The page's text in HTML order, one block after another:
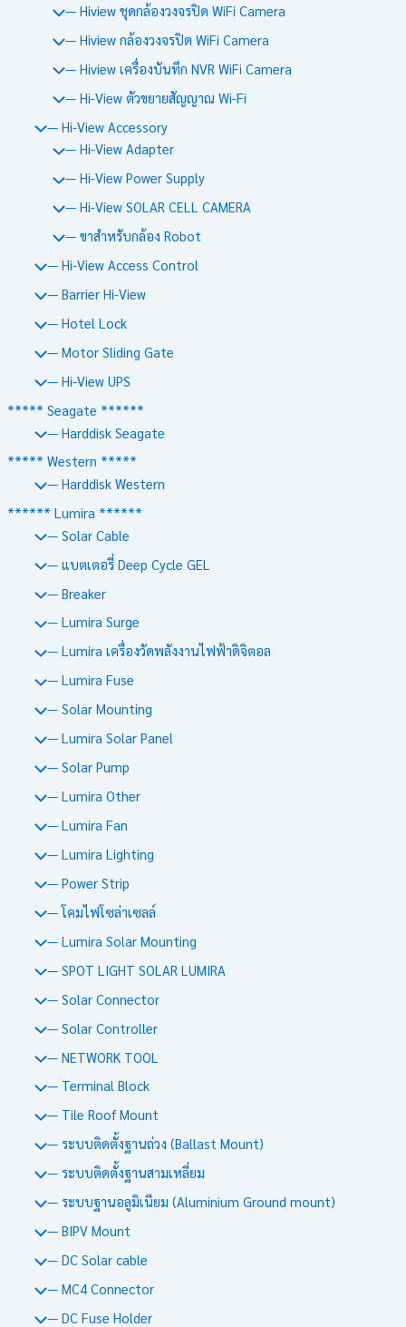
— Hiview ชุดกล้องวงจรปิด WiFi Camera
— Hiview กล้องวงจรปิด WiFi Camera
— Hiview เครื่องบันทึก NVR WiFi Camera
— Hi-View ตัวขยายสัญญาณ Wi-Fi
— Hi-View Accessory
— Hi-View Adapter
— Hi-View Power Supply
— Hi-View SOLAR CELL CAMERA
— ขาสำหรับกล้อง Robot
— Hi-View Access Control
— Barrier Hi-View
— Hotel Lock
— Motor Sliding Gate
— Hi-View UPS
***** Seagate ******
— Harddisk Seagate
***** Western *****
— Harddisk Western
****** Lumira ******
— Solar Cable
— แบตเตอรี่ Deep Cycle GEL
— Breaker
— Lumira Surge
— Lumira เครื่องวัดพลังงานไฟฟ้าดิจิตอล
— Lumira Fuse
— Solar Mounting
— Lumira Solar Panel
— Solar Pump
— Lumira Other
— Lumira Fan
— Lumira Lighting
— Power Strip
— โคมไฟโซล่าเซลล์
— Lumira Solar Mounting
— SPOT LIGHT SOLAR LUMIRA
— Solar Connector
— Solar Controller
— NETWORK TOOL
— Terminal Block
— Tile Roof Mount
— ระบบติดตั้งฐานถ่วง (Ballast Mount)
— ระบบติดตั้งฐานสามเหลี่ยม
— ระบบฐานอลูมิเนียม (Aluminium Ground mount)
— BIPV Mount
— DC Solar cable
— MC4 Connector
— DC Fuse Holder